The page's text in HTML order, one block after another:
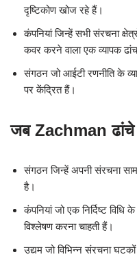
दृष्टिकोण खोज रहे हैं।
कंपनियां जिन्हें सभी संरचना
कवर करने वाला एक व्यापक
संगठन जो आईटी रणनीति के
पर केंद्रित हैं।
जब Zachman ढांचे
संगठन जिन्हें अपनी संरचना
है।
कंपनियां जो एक निर्दिष्ट
विश्लेषण करना चाहती हैं।
उद्यम जो विभिन्न संरचना